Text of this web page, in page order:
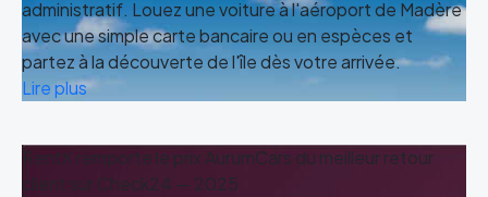
administratif. Louez une voiture à l'aéroport de Madère
avec une simple carte bancaire ou en espèces et
partez à la découverte de l'île dès votre arrivée.
Lire plus
RentX remporte le prix AurumCars du meilleur retour
client sur Check24 — 2025